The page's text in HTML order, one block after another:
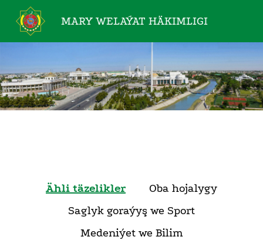
MARY WELAÝAT HÄKIMLIGI
Ähli täzelikler
Oba hojalygy
Saglyk goraýyş we Sport
Medeniýet we Bilim